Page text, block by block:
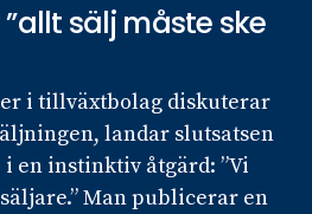
sälj måste ske
i tillväxtbolag diskuterar
landar slutsatsen
en instinktiv åtgärd: ”Vi
Man publicerar en